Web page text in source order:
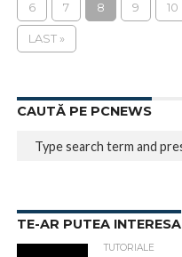
6 7 8 9 10
LAST »
CAUTĂ PE PCNEWS
TE-AR PUTEA INTERESA
TUTORIALE